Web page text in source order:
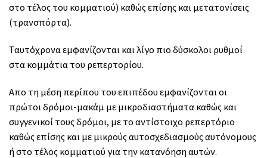
στο τέλος του κομματιού) καθώς επίσης και μετατονίσεις
(τρανσπόρτα).
Ταυτόχρονα εμφανίζονται και λίγο πιο δύσκολοι ρυθμοί
στα κομμάτια του ρεπερτορίου.
Απο τη μέση περίπου του επιπέδου εμφανίζονται οι
πρώτοι δρόμοι-μακάμ με μικροδιαστήματα καθώς και
συγγενικοί τους δρόμοι, με το αντίστοιχο ρεπερτόριο
καθώς επίσης και με μικρούς αυτοσχεδιασμούς αυτόνομους
ή στο τέλος κομματιού για την κατανόηση αυτών.